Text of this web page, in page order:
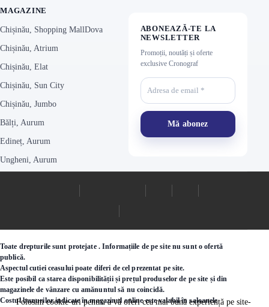
Folosim cookie-uri pentru a vă oferi cea mai bună experiență pe site-
MAGAZINE
Chișinău, Shopping MallDova
Chișinău, Atrium
Chișinău, Elat
Chișinău, Sun City
Chișinău, Jumbo
Bălți, Aurum
Edineț, Aurum
Ungheni, Aurum
ABONEAZĂ-TE LA
NEWSLETTER
Promoții, noutăți și oferte
exclusive Cronograf
Toate drepturile sunt protejate . Informațiile de pe site nu sunt o ofertă
publică.
Aspectul cutiei ceasului poate diferi de cel prezentat pe site.
Este posibil ca starea disponibilității și prețul produselor de pe site și din
magazinele de vânzare cu amănuntul să nu coincidă.
Costul bunurilor indicate în magazinul online este valabil în saloanele